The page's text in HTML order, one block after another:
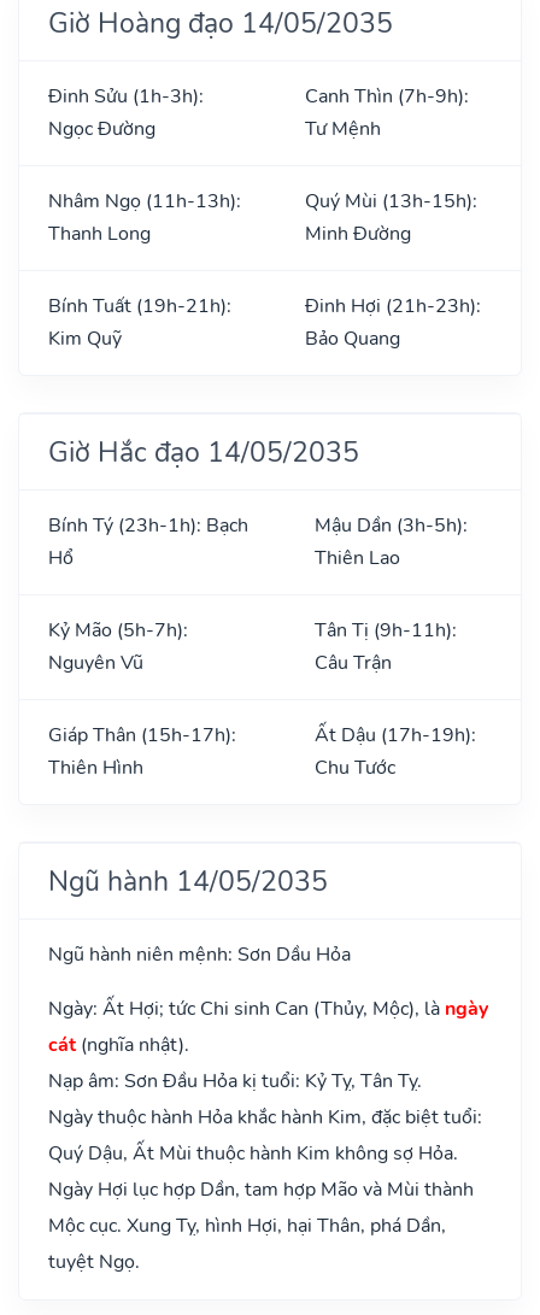
Giờ Hoàng đạo 14/05/2035
Đinh Sửu (1h-3h):
Ngọc Đường
Canh Thìn (7h-9h):
Tư Mệnh
Nhâm Ngọ (11h-13h):
Thanh Long
Quý Mùi (13h-15h):
Minh Đường
Bính Tuất (19h-21h):
Kim Quỹ
Đinh Hợi (21h-23h):
Bảo Quang
Giờ Hắc đạo 14/05/2035
Bính Tý (23h-1h): Bạch
Hổ
Mậu Dần (3h-5h):
Thiên Lao
Kỷ Mão (5h-7h):
Nguyên Vũ
Tân Tị (9h-11h):
Câu Trận
Giáp Thân (15h-17h):
Thiên Hình
Ất Dậu (17h-19h):
Chu Tước
Ngũ hành 14/05/2035
Ngũ hành niên mệnh: Sơn Dầu Hỏa
Ngày: Ất Hợi; tức Chi sinh Can (Thủy, Mộc), là ngày
cát(nghĩa nhật).
Nạp âm: Sơn Đầu Hỏa kị tuổi: Kỷ Tỵ, Tân Tỵ.
Ngày thuộc hành Hỏa khắc hành Kim, đặc biệt tuổi:
Quý Dậu, Ất Mùi thuộc hành Kim không sợ Hỏa.
Ngày Hợi lục hợp Dần, tam hợp Mão và Mùi thành
Mộc cục. Xung Tỵ, hình Hợi, hại Thân, phá Dần,
tuyệt Ngọ.